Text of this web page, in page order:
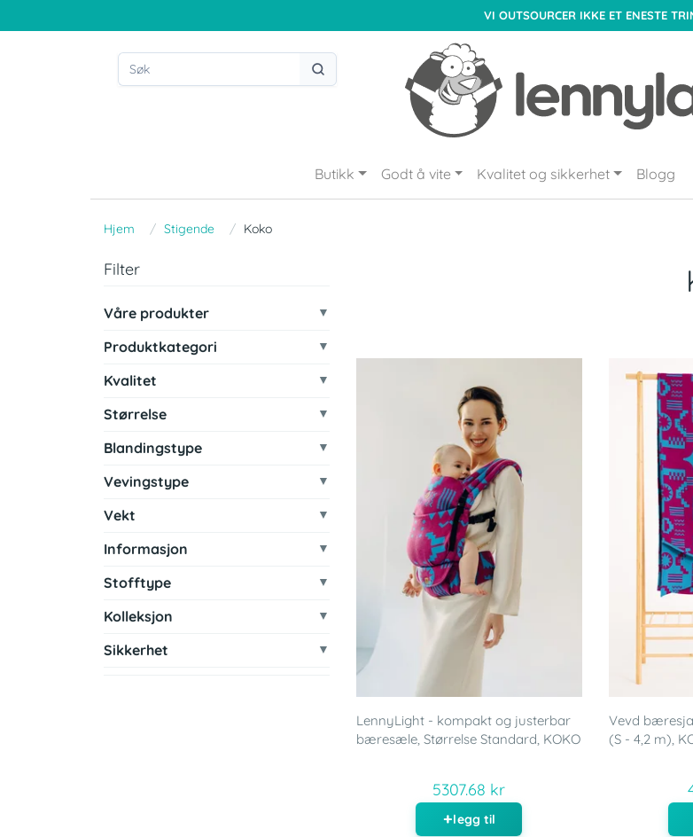
VI OUTSOURCER IKKE ET ENESTE
Butikk Godt å vite Kvalitet og sikkerhet Blogg
Hjem Stigende Koko
Filter
Våre produkter
Produktkategori
Kvalitet
Størrelse
Blandingstype
Vevingstype
Vekt
Informasjon
Stofftype
Kolleksjon
Sikkerhet
LennyLight - kompakt og justerbar
bæresæle, Størrelse Standard, KOKO
5307.68 kr
legg til
Vevd
(S - 4,2 m),